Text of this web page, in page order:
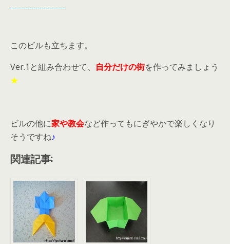
このビルも立ちます。
Ver.1と組み合わせて、 自分だけの街を作ってみましょう
★
ビルの他に家や教会など作ってもにぎやかで楽しくなり
そうですね♪
関連記事: